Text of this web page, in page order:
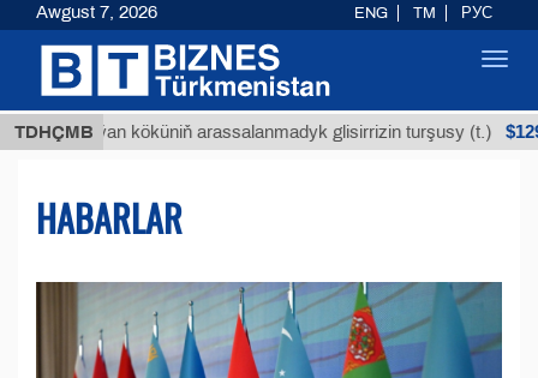
TDHÇMB
köküniň arassalanmadyk glisirrizin turşusy (t.) $12935,18
HABARLAR
Awgust 7, 2026 ENG TM РУС